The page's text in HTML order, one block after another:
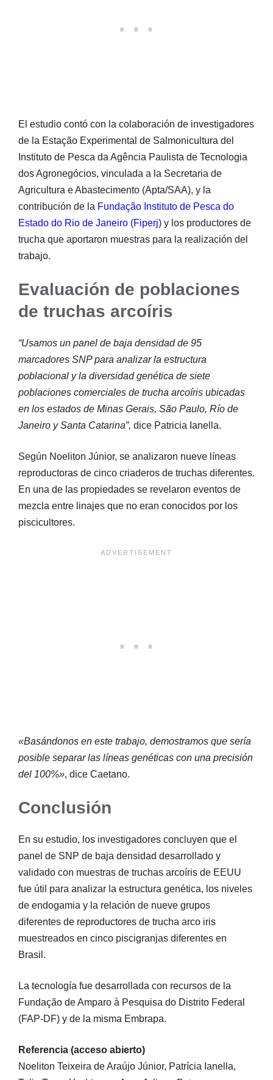
El estudio contó con la colaboración de investigadores
de la Estação Experimental de Salmonicultura del
Instituto de Pesca da Agência Paulista de Tecnologia
dos Agronegócios, vinculada a la Secretaria de
Agricultura e Abastecimento (Apta/SAA), y la
contribución de la Fundação Instituto de Pesca do
Estado do Rio de Janeiro (Fiperj) y los productores de
trucha que aportaron muestras para la realización del
trabajo.
Evaluación de poblaciones
de truchas arcoíris
“Usamos un panel de baja densidad de 95
marcadores SNP para analizar la estructura
poblacional y la diversidad genética de siete
poblaciones comerciales de trucha arcoíris ubicadas
en los estados de Minas Gerais, São Paulo, Río de
Janeiro y Santa Catarina”, dice Patricia Ianella.
Según Noeliton Júnior, se analizaron nueve líneas
reproductoras de cinco criaderos de truchas diferentes.
En una de las propiedades se revelaron eventos de
mezcla entre linajes que no eran conocidos por los
piscicultores.
«Basándonos en este trabajo, demostramos que sería
posible separar las líneas genéticas con una precisión
del 100%», dice Caetano.
Conclusión
En su estudio, los investigadores concluyen que el
panel de SNP de baja densidad desarrollado y
validado con muestras de truchas arcoíris de EEUU
fue útil para analizar la estructura genética, los niveles
de endogamia y la relación de nueve grupos
diferentes de reproductores de trucha arco iris
muestreados en cinco piscigranjas diferentes en
Brasil.
La tecnología fue desarrollada con recursos de la
Fundação de Amparo à Pesquisa do Distrito Federal
(FAP-DF) y de la misma Embrapa.
Referencia (acceso abierto)
Noeliton Teixeira de Araújo Júnior, Patrícia Ianella,